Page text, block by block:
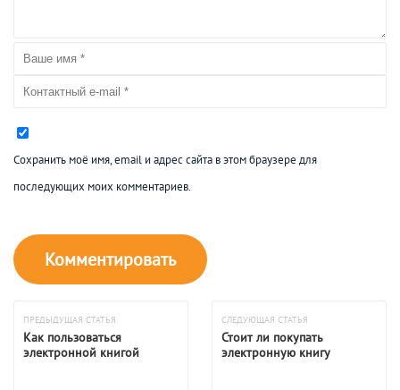
Сохранить моё имя, email и адрес сайта в этом браузере для
последующих моих комментариев.
ПРЕДЫДУЩАЯ СТАТЬЯ
Как пользоваться
электронной книгой
СЛЕДУЮЩАЯ СТАТЬЯ
Стоит ли покупать
электронную книгу